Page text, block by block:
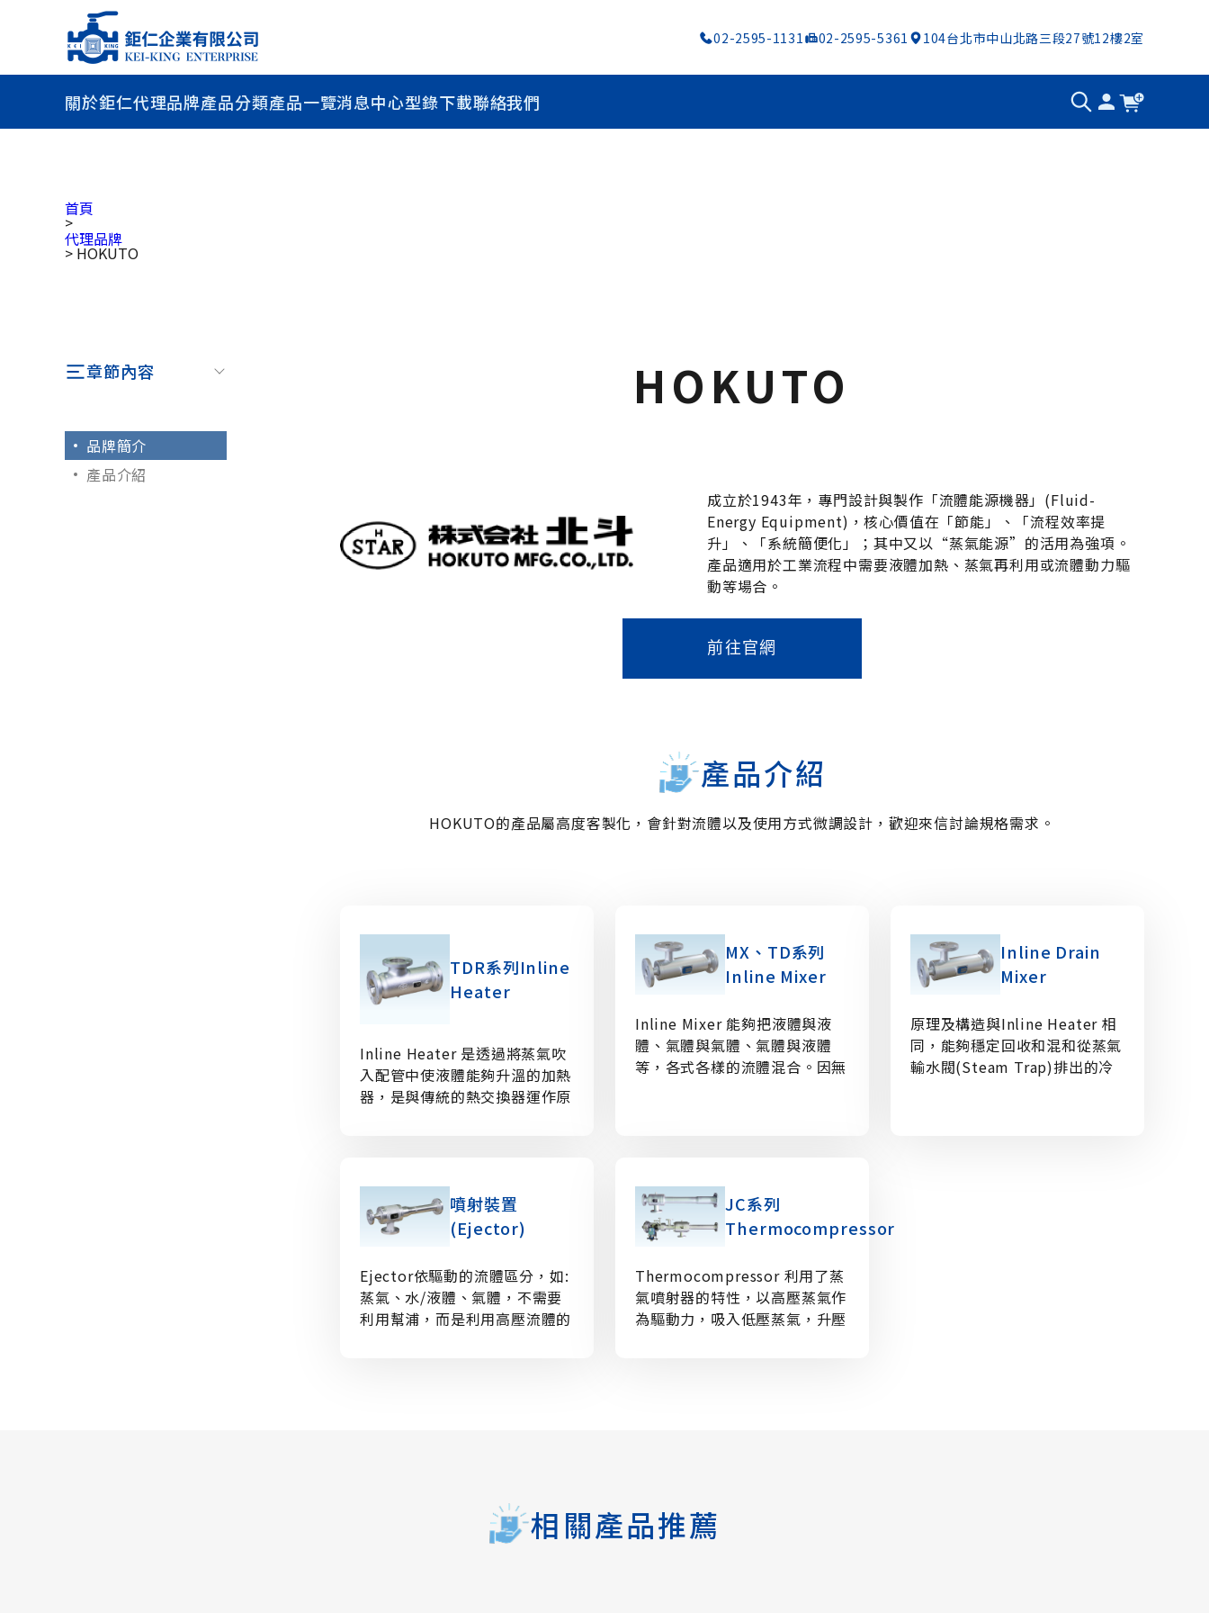
02-2595-1131 02-2595-5361 104台北市中山北路三段27號12樓2室
關於鉅仁代理品牌產品分類產品一覽消息中心型錄下載聯絡我們
首頁
>
代理品牌
>HOKUTO
章節內容
品牌簡介
產品介紹
HOKUTO
成立於1943年，專門設計與製作「流體能源機器」(Fluid-
Energy Equipment)，核心價值在「節能」、「流程效率提
升」、「系統簡便化」；其中又以“蒸氣能源”的活用為強項。
產品適用於工業流程中需要液體加熱、蒸氣再利用或流體動力驅
前往官網
產品介紹
HOKUTO的產品屬高度客製化，會針對流體以及使用方式微調設計，歡迎來信討論規格需求。
TDR系列Inline
Heater
Inline Heater 是透過將蒸氣吹
入配管中使液體能夠升溫的加熱
器，是與傳統的熱交換器運作原
MX、TD系列
Inline Mixer
Inline Mixer 能夠把液體與液
體、氣體與氣體、氣體與液體
等，各式各樣的流體混合。因無
Inline Drain
Mixer
原理及構造與Inline Heater 相
同，能夠穩定回收和混和從蒸氣
輸水閥(Steam Trap)排出的冷
噴射裝置
(Ejector)
Ejector依驅動的流體區分，如:
蒸氣、水/液體、氣體，不需要
利用幫浦，而是利用高壓流體的
JC系列
Thermocompressor
Thermocompressor 利用了蒸
氣噴射器的特性，以高壓蒸氣作
為驅動力，吸入低壓蒸氣，升壓
相關產品推薦